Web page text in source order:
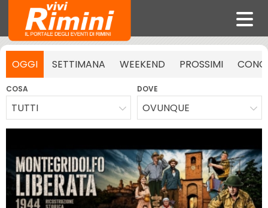
OGGI SETTIMANA WEEKEND PROSSIMI
COSA
TUTTI
DOVE
OVUNQUE